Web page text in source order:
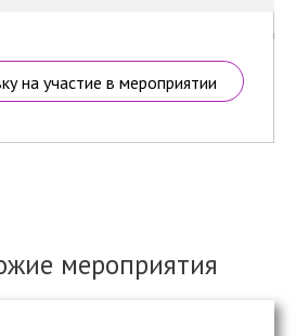
на участие в мероприятии
мероприятия